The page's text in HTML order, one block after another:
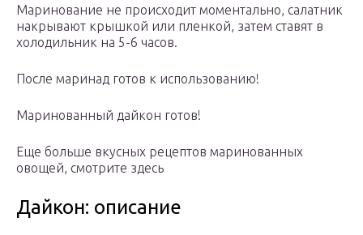
Маринование не происходит моментально, салатник
накрывают крышкой или пленкой, затем ставят в
холодильник на 5-6 часов.
После маринад готов к использованию!
Маринованный дайкон готов!
Еще больше вкусных рецептов маринованных
овощей, смотрите здесь
Дайкон: описание